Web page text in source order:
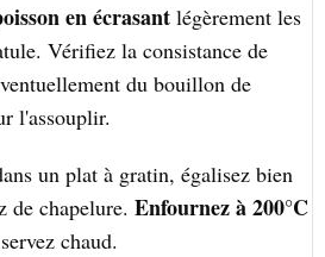
en écrasant légèrement les
Vérifiez la consistance de
du bouillon de
l'assouplir.
un plat à gratin, égalisez bien
de chapelure.Enfournez à 200°C
chaud.